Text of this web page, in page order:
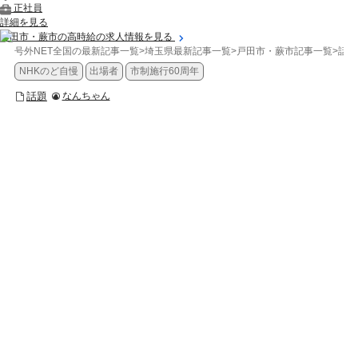
正社員
詳細を見る
戸田市・蕨市の高時給の求人情報を見る
号外NET全国の最新記事一覧>埼玉県最新記事一覧>戸田市・蕨市記事一覧>話題
NHKのど自慢
出場者 市制施行60周年
話題 なんちゃん